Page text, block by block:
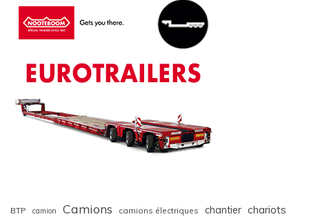
BTP camion Camions camions électriques chantier chariots